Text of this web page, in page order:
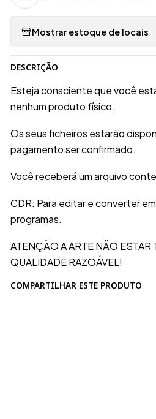
Mostrar estoque de locais
DESCRIÇÃO
Esteja consciente que você
nenhum produto físico.
Os seus ficheiros estarão
pagamento ser confirmado.
Você receberá um arquivo
CDR: Para editar e converter
programas.
ATENÇÃO A ARTE NÃO
QUALIDADE RAZOÁVEL!
COMPARTILHAR ESTE PRODUTO